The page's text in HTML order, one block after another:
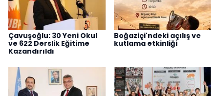
Çavuşoğlu: 30 Yeni Okul
ve 622 Derslik Eğitime
Kazandırıldı
Boğaziçi'ndeki açılış ve
kutlama etkinliği